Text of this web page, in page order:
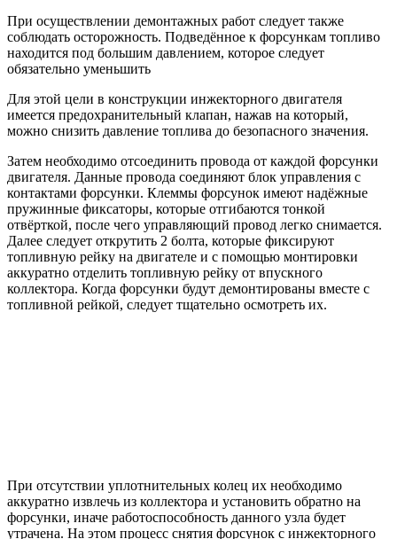
При осуществлении демонтажных работ следует также
соблюдать осторожность. Подведённое к форсункам топливо
находится под большим давлением, которое следует
обязательно уменьшить
Для этой цели в конструкции инжекторного двигателя
имеется предохранительный клапан, нажав на который,
можно снизить давление топлива до безопасного значения.
Затем необходимо отсоединить провода от каждой форсунки
двигателя. Данные провода соединяют блок управления с
контактами форсунки. Клеммы форсунок имеют надёжные
пружинные фиксаторы, которые отгибаются тонкой
отвёрткой, после чего управляющий провод легко снимается.
Далее следует открутить 2 болта, которые фиксируют
топливную рейку на двигателе и с помощью монтировки
аккуратно отделить топливную рейку от впускного
коллектора. Когда форсунки будут демонтированы вместе с
топливной рейкой, следует тщательно осмотреть их.
При отсутствии уплотнительных колец их необходимо
аккуратно извлечь из коллектора и установить обратно на
форсунки, иначе работоспособность данного узла будет
утрачена. На этом процесс снятия форсунок с инжекторного